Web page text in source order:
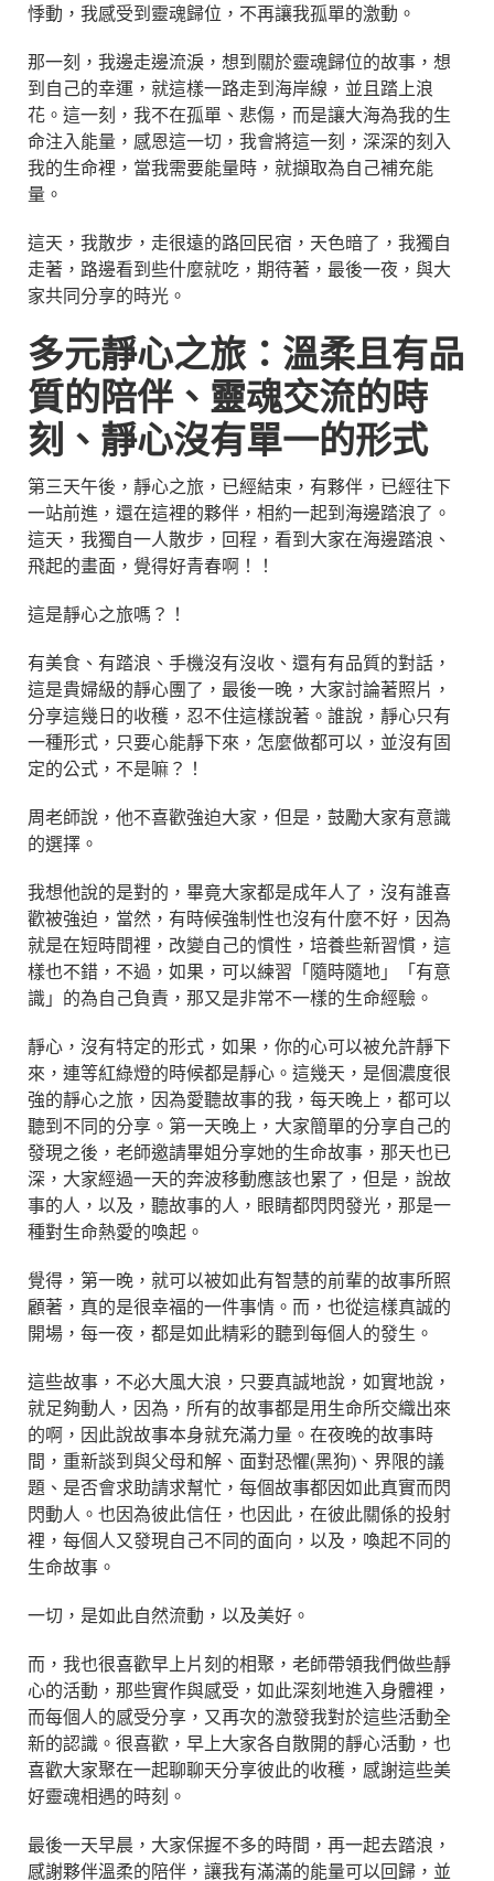
悸動，我感受到靈魂歸位，不再讓我孤單的激動。
那一刻，我邊走邊流淚，想到關於靈魂歸位的故事，想
到自己的幸運，就這樣一路走到海岸線，並且踏上浪
花。這一刻，我不在孤單、悲傷，而是讓大海為我的生
命注入能量，感恩這一切，我會將這一刻，深深的刻入
我的生命裡，當我需要能量時，就擷取為自己補充能
量。
這天，我散步，走很遠的路回民宿，天色暗了，我獨自
走著，路邊看到些什麼就吃，期待著，最後一夜，與大
家共同分享的時光。
多元靜心之旅：溫柔且有品
質的陪伴、靈魂交流的時
刻、靜心沒有單一的形式
第三天午後，靜心之旅，已經結束，有夥伴，已經往下
一站前進，還在這裡的夥伴，相約一起到海邊踏浪了。
這天，我獨自一人散步，回程，看到大家在海邊踏浪、
飛起的畫面，覺得好青春啊！！
這是靜心之旅嗎？！
有美食、有踏浪、手機沒有沒收、還有有品質的對話，
這是貴婦級的靜心團了，最後一晚，大家討論著照片，
分享這幾日的收穫，忍不住這樣說著。誰說，靜心只有
一種形式，只要心能靜下來，怎麼做都可以，並沒有固
定的公式，不是嘛？！
周老師說，他不喜歡強迫大家，但是，鼓勵大家有意識
的選擇。
我想他說的是對的，畢竟大家都是成年人了，沒有誰喜
歡被強迫，當然，有時候強制性也沒有什麼不好，因為
就是在短時間裡，改變自己的慣性，培養些新習慣，這
樣也不錯，不過，如果，可以練習「隨時隨地」「有意
識」的為自己負責，那又是非常不一樣的生命經驗。
靜心，沒有特定的形式，如果，你的心可以被允許靜下
來，連等紅綠燈的時候都是靜心。這幾天，是個濃度很
強的靜心之旅，因為愛聽故事的我，每天晚上，都可以
聽到不同的分享。第一天晚上，大家簡單的分享自己的
發現之後，老師邀請畢姐分享她的生命故事，那天也已
深，大家經過一天的奔波移動應該也累了，但是，說故
事的人，以及，聽故事的人，眼睛都閃閃發光，那是一
種對生命熱愛的喚起。
覺得，第一晚，就可以被如此有智慧的前輩的故事所照
顧著，真的是很幸福的一件事情。而，也從這樣真誠的
開場，每一夜，都是如此精彩的聽到每個人的發生。
這些故事，不必大風大浪，只要真誠地說，如實地說，
就足夠動人，因為，所有的故事都是用生命所交織出來
的啊，因此說故事本身就充滿力量。在夜晚的故事時
間，重新談到與父母和解、面對恐懼(黑狗)、界限的議
題、是否會求助請求幫忙，每個故事都因如此真實而閃
閃動人。也因為彼此信任，也因此，在彼此關係的投射
裡，每個人又發現自己不同的面向，以及，喚起不同的
生命故事。
一切，是如此自然流動，以及美好。
而，我也很喜歡早上片刻的相聚，老師帶領我們做些靜
心的活動，那些實作與感受，如此深刻地進入身體裡，
而每個人的感受分享，又再次的激發我對於這些活動全
新的認識。很喜歡，早上大家各自散開的靜心活動，也
喜歡大家聚在一起聊聊天分享彼此的收穫，感謝這些美
好靈魂相遇的時刻。
最後一天早晨，大家保握不多的時間，再一起去踏浪，
感謝夥伴溫柔的陪伴，讓我有滿滿的能量可以回歸，並